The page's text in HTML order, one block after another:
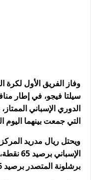
وفاز الفريق الأول لكرة
سيلتا فيجو، في إطار
الدوري الإسباني
التي جمعت بينهما اليوم
ويحتل ريال مدريد
برشلونة المتصدر برصيد 76 نقطة.